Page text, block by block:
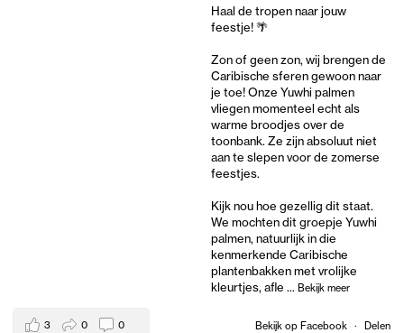
Haal de tropen naar jouw
feestje! 🌴
Zon of geen zon, wij brengen de
Caribische sferen gewoon naar
je toe! Onze Yuwhi palmen
vliegen momenteel echt als
warme broodjes over de
toonbank. Ze zijn absoluut niet
aan te slepen voor de zomerse
feestjes.
Kijk nou hoe gezellig dit staat.
We mochten dit groepje Yuwhi
palmen, natuurlijk in die
kenmerkende Caribische
plantenbakken met vrolijke
kleurtjes, afle ... Bekijk meer
Bekijk op Facebook · Delen
3 0 0